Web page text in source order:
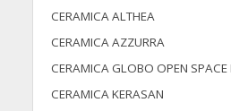
CERAMICA ALTHEA
CERAMICA AZZURRA
CERAMICA GLOBO OPEN SPACE
CERAMICA KERASAN